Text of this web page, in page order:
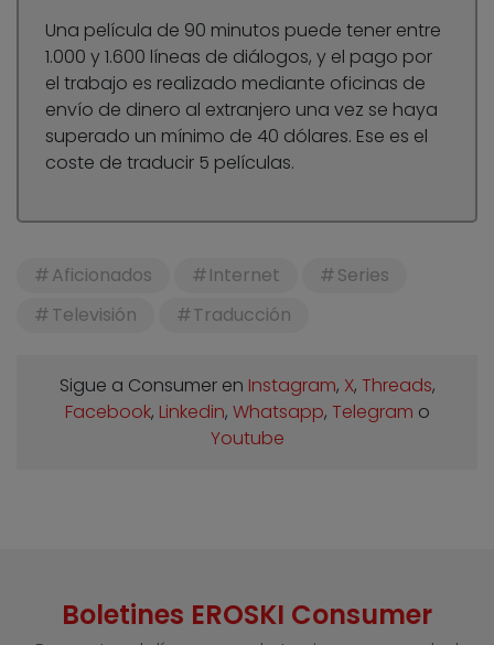
Una película de 90 minutos puede tener entre
1.000 y 1.600 líneas de diálogos, y el pago por
el trabajo es realizado mediante oficinas de
envío de dinero al extranjero una vez se haya
superado un mínimo de 40 dólares. Ese es el
coste de traducir 5 películas.
Aficionados Internet
Series
Televisión
Traducción
Sigue a Consumer en Instagram, X, Threads,
Facebook, Linkedin, Whatsapp, Telegram o
Youtube
Boletines EROSKI Consumer